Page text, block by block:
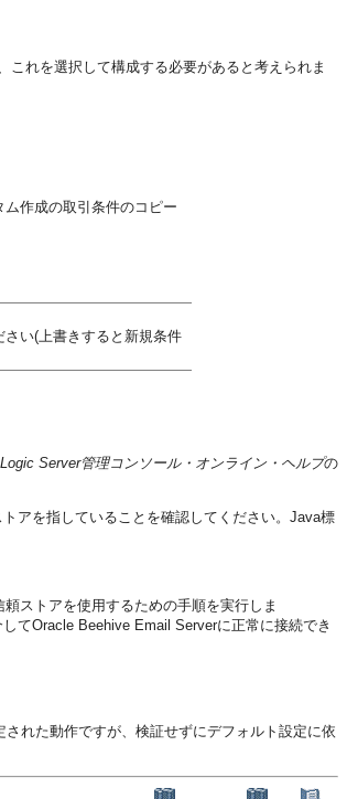
れを選択して構成する必要があると考えられま
作成の取引条件のコピー
い(上書きすると新規条件
Server管理コンソール・オンライン・ヘルプの
アを指していることを確認してください。Java標
ストアを使用するための手順を実行しま
てOracle Beehive Email Serverに正常に接続でき
れた動作ですが、検証せずにデフォルト設定に依